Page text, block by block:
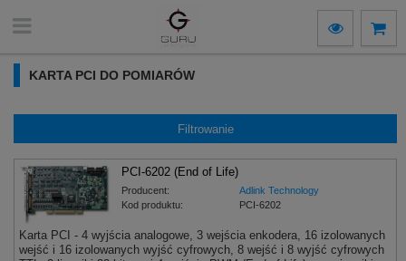
KARTA PCI DO POMIARÓW
Filtrowanie
PCI-6202 (End of Life)
Producent:
Adlink Technology
Kod produktu:
PCI-6202
Karta PCI - 4 wyjścia analogowe, 3 wejścia enkodera, 16 izolowanych
wejść i 16 izolowanych wyjść cyfrowych, 8 wejść i 8 wyjść cyfrowych